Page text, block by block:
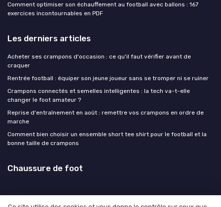
Comment optimiser son échauffement au football avec ballons : 167
exercices incontournables en PDF
Les derniers articles
Acheter ses crampons d'occasion : ce qu'il faut vérifier avant de
craquer
Rentrée football : équiper son jeune joueur sans se tromper ni se ruiner
Crampons connectés et semelles intelligentes : la tech va-t-elle
changer le foot amateur ?
Reprise d'entraînement en août : remettre vos crampons en ordre de
marche
Comment bien choisir un ensemble short tee shirt pour le football et la
bonne taille de crampons
Chaussure de foot